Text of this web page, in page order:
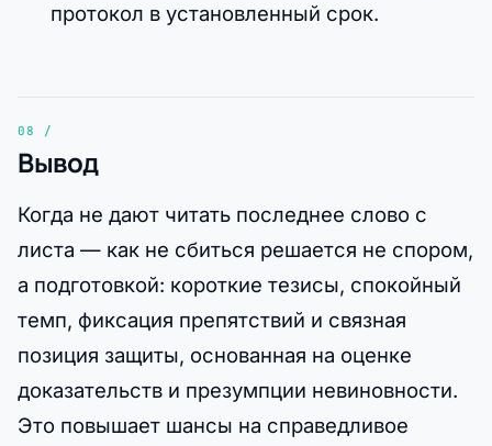
протокол в установленный срок.
Вывод
Когда не дают читать последнее слово с
листа — как не сбиться решается не спором,
а подготовкой: короткие тезисы, спокойный
темп, фиксация препятствий и связная
позиция защиты, основанная на оценке
доказательств и презумпции невиновности.
Это повышает шансы на справедливое